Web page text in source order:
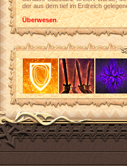
der aus dem tief im Erdreich
Überwesen.